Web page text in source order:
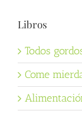
Libros
Todos
Come